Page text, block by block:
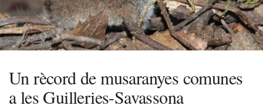
Un rècord de musaranyes comunes
a les Guilleries-Savassona